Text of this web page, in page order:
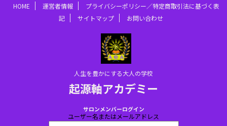
HOME 運営者情報
プライバシーポリシー／特定商取引法に基づく表
記
サイトマップ お問い合わせ
人生を豊かにする大人の学校
起源軸アカデミー
サロンメンバーログイン
ユーザー名またはメールアドレス